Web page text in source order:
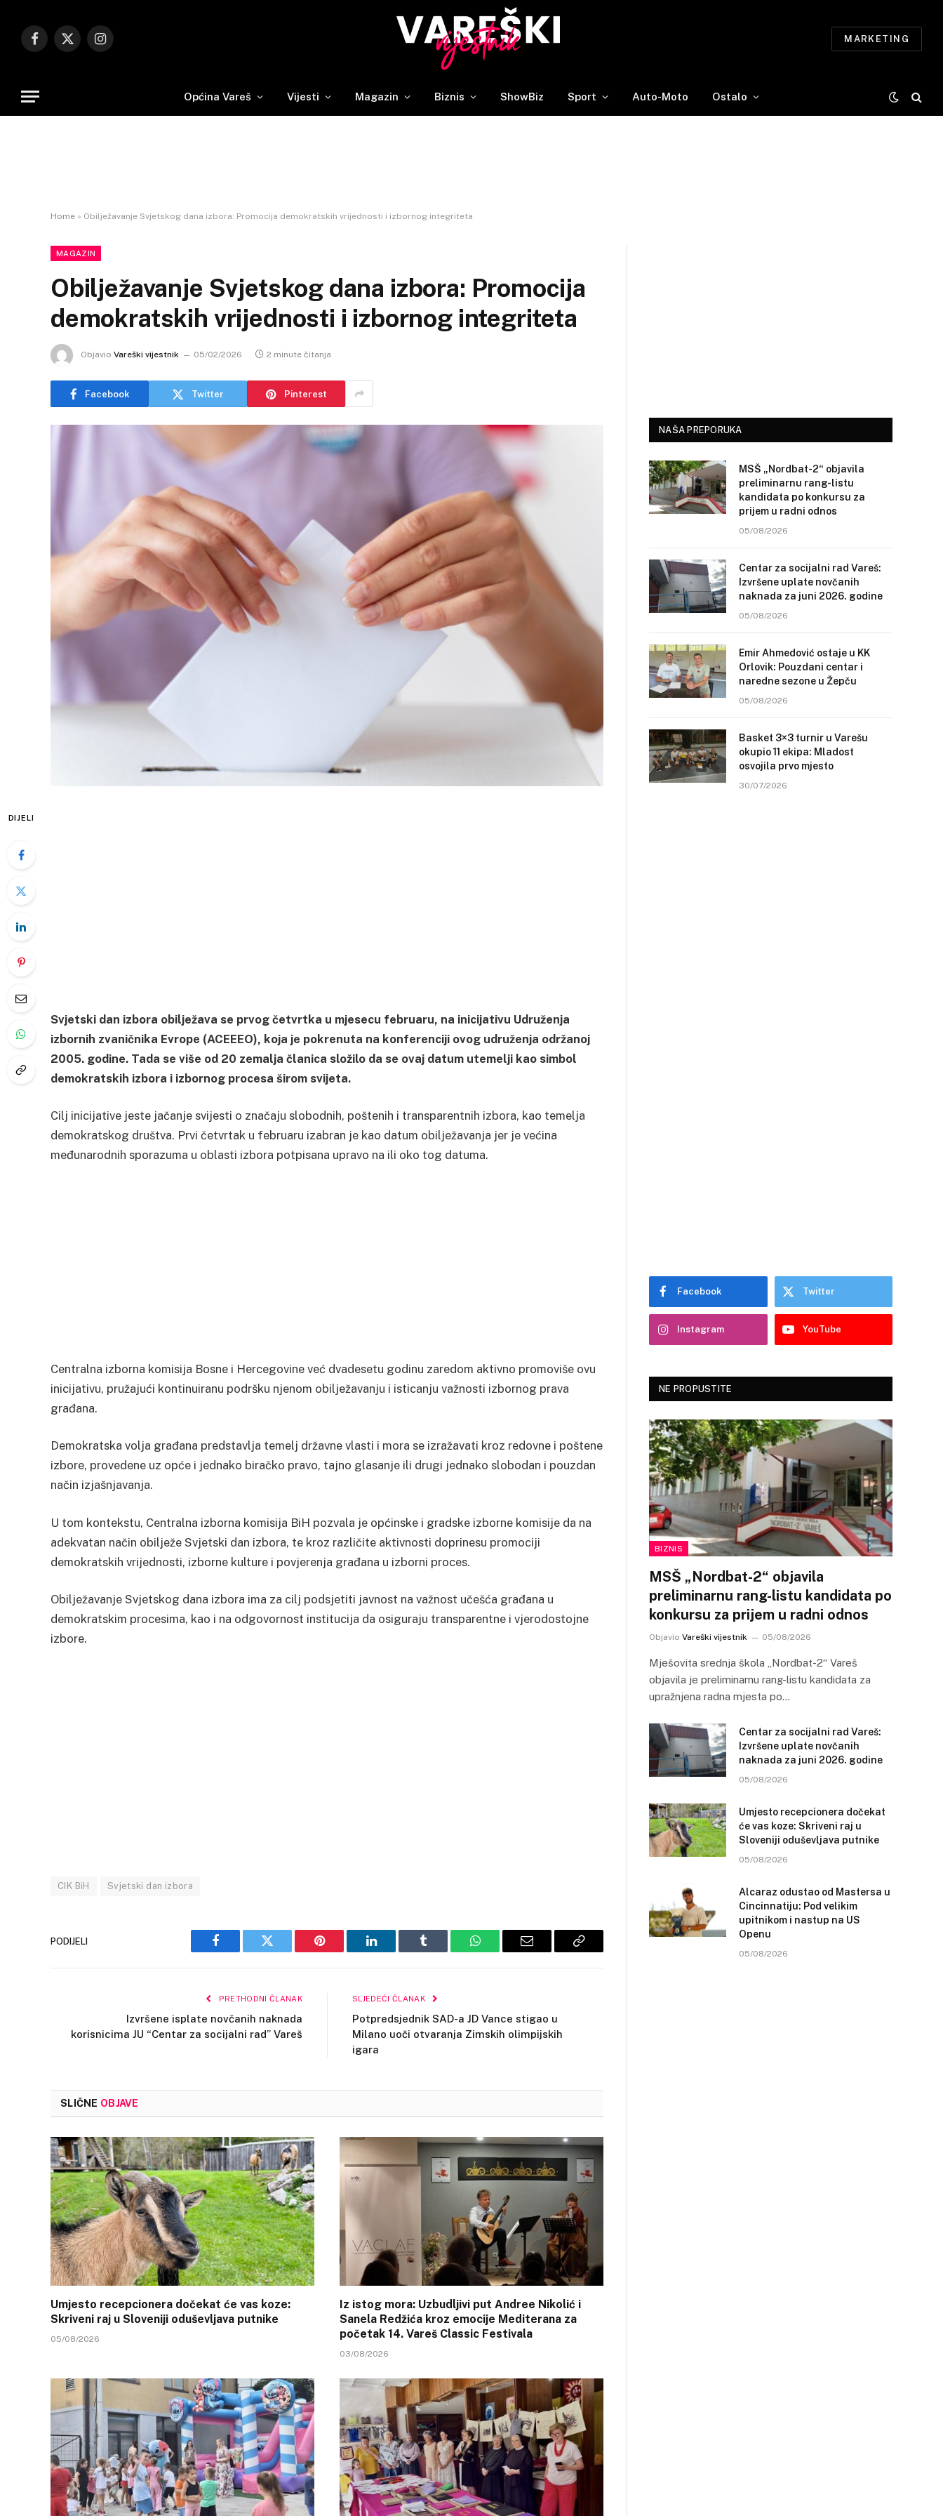
Facebook
X
Instagram
MARKETING
Općina Vareš Vijesti Magazin Biznis ShowBiz Sport Auto-Moto Ostalo
Home » Obilježavanje Svjetskog dana izbora: Promocija demokratskih vrijednosti i izbornog integriteta
MAGAZIN
Obilježavanje Svjetskog dana izbora: Promocija
demokratskih vrijednosti i izbornog integriteta
Objavio Vareški vijestnik 05/02/2026 2 minute čitanja
Facebook Twitter Pinterest
DIJELI
Svjetski dan izbora obilježava se prvog četvrtka u mjesecu februaru, na inicijativu Udruženja
izbornih zvaničnika Evrope (ACEEEO), koja je pokrenuta na konferenciji ovog udruženja održanoj
2005. godine. Tada se više od 20 zemalja članica složilo da se ovaj datum utemelji kao simbol
demokratskih izbora i izbornog procesa širom svijeta.
Cilj inicijative jeste jačanje svijesti o značaju slobodnih, poštenih i transparentnih izbora, kao temelja
demokratskog društva. Prvi četvrtak u februaru izabran je kao datum obilježavanja jer je većina
međunarodnih sporazuma u oblasti izbora potpisana upravo na ili oko tog datuma.
Centralna izborna komisija Bosne i Hercegovine već dvadesetu godinu zaredom aktivno promoviše ovu
inicijativu, pružajući kontinuiranu podršku njenom obilježavanju i isticanju važnosti izbornog prava
građana.
Demokratska volja građana predstavlja temelj državne vlasti i mora se izražavati kroz redovne i poštene
izbore, provedene uz opće i jednako biračko pravo, tajno glasanje ili drugi jednako slobodan i pouzdan
način izjašnjavanja.
U tom kontekstu, Centralna izborna komisija BiH pozvala je općinske i gradske izborne komisije da na
adekvatan način obilježe Svjetski dan izbora, te kroz različite aktivnosti doprinesu promociji
demokratskih vrijednosti, izborne kulture i povjerenja građana u izborni proces.
Obilježavanje Svjetskog dana izbora ima za cilj podsjetiti javnost na važnost učešća građana u
demokratskim procesima, kao i na odgovornost institucija da osiguraju transparentne i vjerodostojne
izbore.
CIK BiH Svjetski dan izbora
PODIJELI
Facebook Twitter Pinterest LinkedIn Tumblr WhatsAppEmail
Copy
PRETHODNI ČLANAK
Izvršene isplate novčanih naknada
korisnicima JU “Centar za socijalni rad” Vareš
SLJEDEĆI ČLANAK
Potpredsjednik SAD-a JD Vance stigao u
Milano uoči otvaranja Zimskih olimpijskih
igara
SLIČNE OBJAVE
Umjesto recepcionera dočekat će vas koze:
Skriveni raj u Sloveniji oduševljava putnike
05/08/2026
Iz istog mora: Uzbudljivi put Andree Nikolić i
Sanela Redžića kroz emocije Mediterana za
početak 14. Vareš Classic Festivala
03/08/2026
NAŠA PREPORUKA
MSŠ „Nordbat-2“ objavila
preliminarnu rang-listu
kandidata po konkursu za
prijem u radni odnos
05/08/2026
Centar za socijalni rad Vareš:
Izvršene uplate novčanih
naknada za juni 2026. godine
05/08/2026
Emir Ahmedović ostaje u KK
Orlovik: Pouzdani centar i
naredne sezone u Žepču
05/08/2026
Basket 3×3 turnir u Varešu
okupio 11 ekipa: Mladost
osvojila prvo mjesto
30/07/2026
Facebook Twitter
Instagram YouTube
NE PROPUSTITE
BIZNIS
MSŠ „Nordbat-2“ objavila
preliminarnu rang-listu kandidata po
konkursu za prijem u radni odnos
Objavio Vareški vijestnik 05/08/2026
Mješovita srednja škola „Nordbat-2“ Vareš
objavila je preliminarnu rang-listu kandidata za
upražnjena radna mjesta po…
Centar za socijalni rad Vareš:
Izvršene uplate novčanih
naknada za juni 2026. godine
05/08/2026
Umjesto recepcionera dočekat
će vas koze: Skriveni raj u
Sloveniji oduševljava putnike
05/08/2026
Alcaraz odustao od Mastersa u
Cincinnatiju: Pod velikim
upitnikom i nastup na US
Openu
05/08/2026